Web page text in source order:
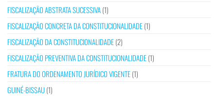
FISCALIZAÇÃO ABSTRATA SUCESSIVA(1)
FISCALIZAÇÃO CONCRETA DA CONSTITUCIONALIDADE(1)
FISCALIZAÇÃO DA CONSTITUCIONALIDADE(2)
FISCALIZAÇÃO PREVENTIVA DA CONSTITUCIONALIDADE(1)
FRATURA DO ORDENAMENTO JURÍDICO VIGENTE(1)
GUINÉ-BISSAU(1)